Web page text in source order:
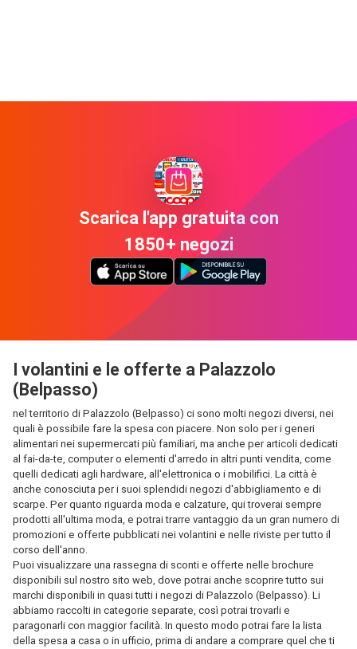
Scarica l'app gratuita con
1850+ negozi
I volantini e le offerte a Palazzolo
(Belpasso)
nel territorio di Palazzolo (Belpasso) ci sono molti negozi diversi, nei
quali è possibile fare la spesa con piacere. Non solo per i generi
alimentari nei supermercati più familiari, ma anche per articoli dedicati
al fai-da-te, computer o elementi d'arredo in altri punti vendita, come
quelli dedicati agli hardware, all'elettronica o i mobilifici. La città è
anche conosciuta per i suoi splendidi negozi d'abbigliamento e di
scarpe. Per quanto riguarda moda e calzature, qui troverai sempre
prodotti all'ultima moda, e potrai trarre vantaggio da un gran numero di
promozioni e offerte pubblicati nei volantini e nelle riviste per tutto il
corso dell'anno.
Puoi visualizzare una rassegna di sconti e offerte nelle brochure
disponibili sul nostro sito web, dove potrai anche scoprire tutto sui
marchi disponibili in quasi tutti i negozi di Palazzolo (Belpasso). Li
abbiamo raccolti in categorie separate, così potrai trovarli e
paragonarli con maggior facilità. In questo modo potrai fare la lista
della spesa a casa o in ufficio, prima di andare a comprare quel che ti